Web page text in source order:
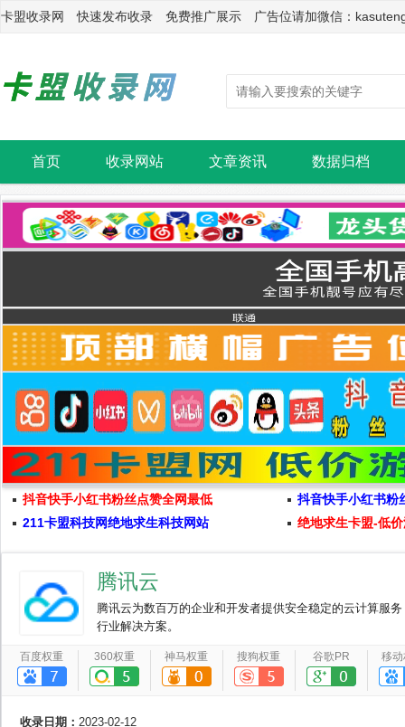
卡盟收录网 快速发布收录 免费推广展示 广告位请加微信：
首页 收录网站 文章资讯 数据归档
抖音快手小红书粉丝点赞全网最低
抖音快手小红书粉
211卡盟科技网绝地求生科技网站
绝地求生卡盟-低
腾讯云
腾讯云为数百万的企业和开发者提供安全稳定的云计算服
行业解决方案。
百度权重 360权重 神马权重 搜狗权重 谷歌PR 移
收录日期： 2023-02-12